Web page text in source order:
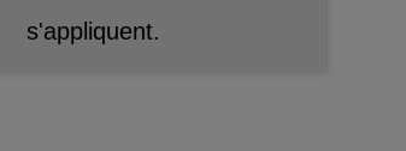
s'appliquent.